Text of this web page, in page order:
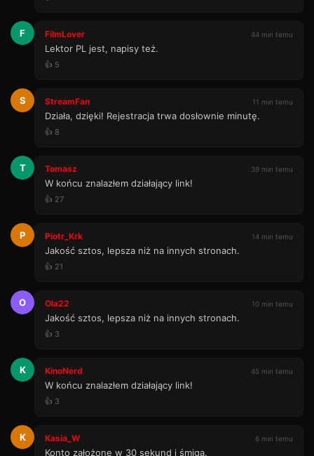
F FilmLover 44 min temu
Lektor PL jest, napisy też.
👍 5
S StreamFan 11 min temu
Działa, dzięki! Rejestracja trwa dosłownie minutę.
👍 8
T Tomasz 39 min temu
W końcu znalazłem działający link!
👍 27
P Piotr_Krk 14 min temu
Jakość sztos, lepsza niż na innych stronach.
👍 21
O Ola22 10 min temu
Jakość sztos, lepsza niż na innych stronach.
👍 3
K KinoNerd 45 min temu
W końcu znalazłem działający link!
👍 3
K Kasia_W 6 min temu
Konto założone w 30 sekund i śmiga.